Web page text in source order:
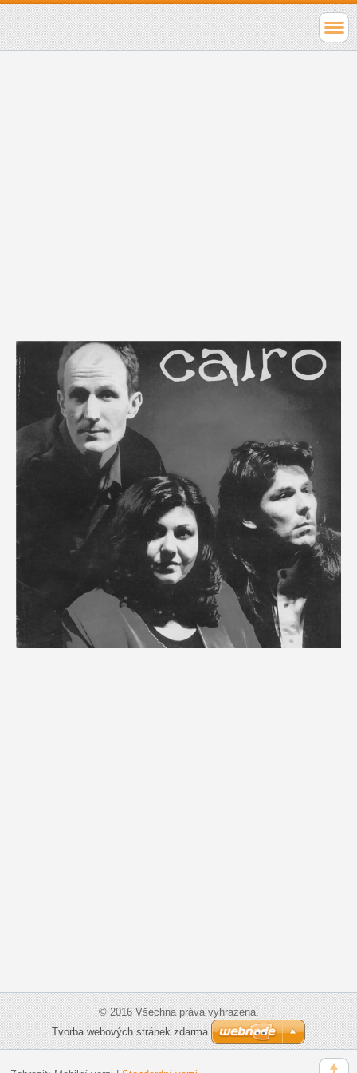
© 2016 Všechna práva vyhrazena.
Tvorba webových stránek zdarma